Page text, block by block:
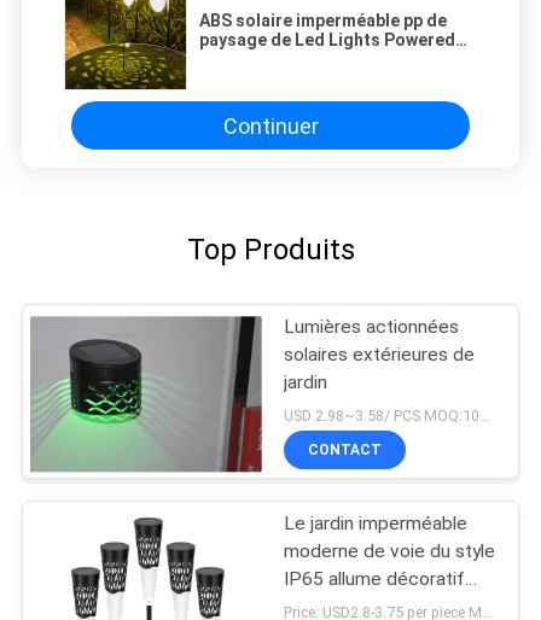
ABS solaire imperméable pp de
paysage de Led Lights Powered
Continuer
Top Produits
Lumières actionnées
solaires extérieures de
jardin
USD 2.98~3.58/ PCS MOQ:10pcs
CONTACT
Le jardin imperméable
moderne de voie du style
IP65 allume décoratif
actionné solaire